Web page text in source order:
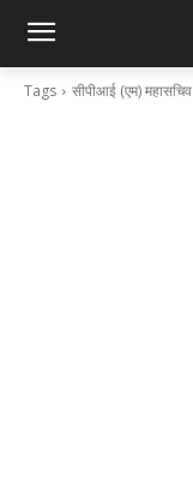
Tags सीपीआई (एम) महासचिव